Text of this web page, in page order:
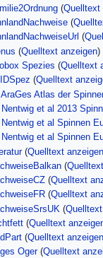
(Quelltext
(
(
(Quelltext anzeigen)
Spezies (Quelltext
(Quelltext
Atlas der
et al 2013
et al Spinnen
et al Spinnen
(Quelltext
(
(Quelltext
(Quelltext
(
(Quelltext
(Quelltext anzeigen
Oger(Quelltext